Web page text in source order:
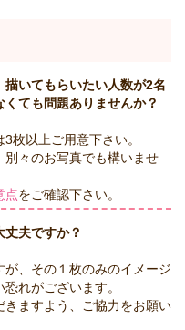
いてもらいたい人数が2名
ても問題ありませんか？
枚以上ご用意下さい。
別々のお写真でも構いませ
点をご確認下さい。
夫ですか？
、その１枚のみのイメージ
れがございます。
ますよう、ご協力をお願い